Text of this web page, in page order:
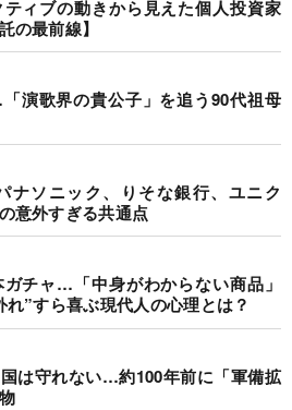
ィブの動きから見えた個人投資家
の最前線】
演歌界の貴公子」を追う90代祖母
ナソニック、りそな銀行、ユニク
意外すぎる共通点
チャ…「中身がわからない商品」
”すら喜ぶ現代人の心理とは？
は守れない…約100年前に「軍備拡